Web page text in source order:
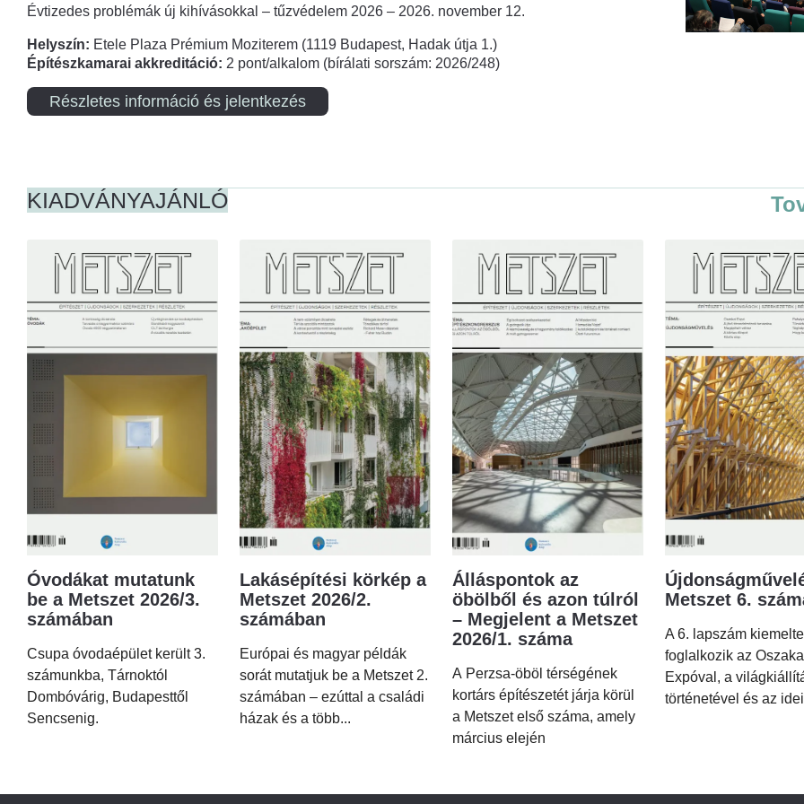
Évtizedes problémák új kihívásokkal – tűzvédelem 2026 – 2026. november 12.
Helyszín: Etele Plaza Prémium Moziterem (1119 Budapest, Hadak útja 1.)
Építészkamarai akkreditáció: 2 pont/alkalom (bírálati sorszám: 2026/248)
Részletes információ és jelentkezés
KIADVÁNYAJÁNLÓ
Óvodákat mutatunk
be a Metszet 2026/3.
számában
Csupa óvodaépület került 3.
számunkba, Tárnoktól
Dombóvárig, Budapesttől
Sencsenig.
Lakásépítési körkép a
Metszet 2026/2.
számában
Európai és magyar példák
sorát mutatjuk be a Metszet 2.
számában – ezúttal a családi
házak és a több...
Álláspontok az
öbölből és azon túlról
– Megjelent a Metszet
2026/1. száma
A Perzsa-öböl térségének
kortárs építészetét járja körül
a Metszet első száma, amely
március elején
Metszet 6.
A 6. lapszám
foglalkozik az
Expóval, a
történetével és az